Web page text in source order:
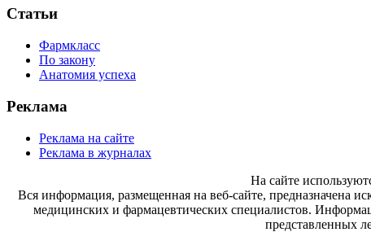
Статьи
Фармкласс
По закону
Анатомия успеха
Реклама
Реклама на сайте
Реклама в журналах
На сайте
Вся информация, размещенная на веб-сайте, предназначена
медицинских и фармацевтических специалистов.
представленных